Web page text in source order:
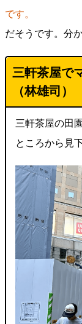
です。
だそうです。分
三軒茶屋で
（林雄司）
三軒茶屋の田
ところから見